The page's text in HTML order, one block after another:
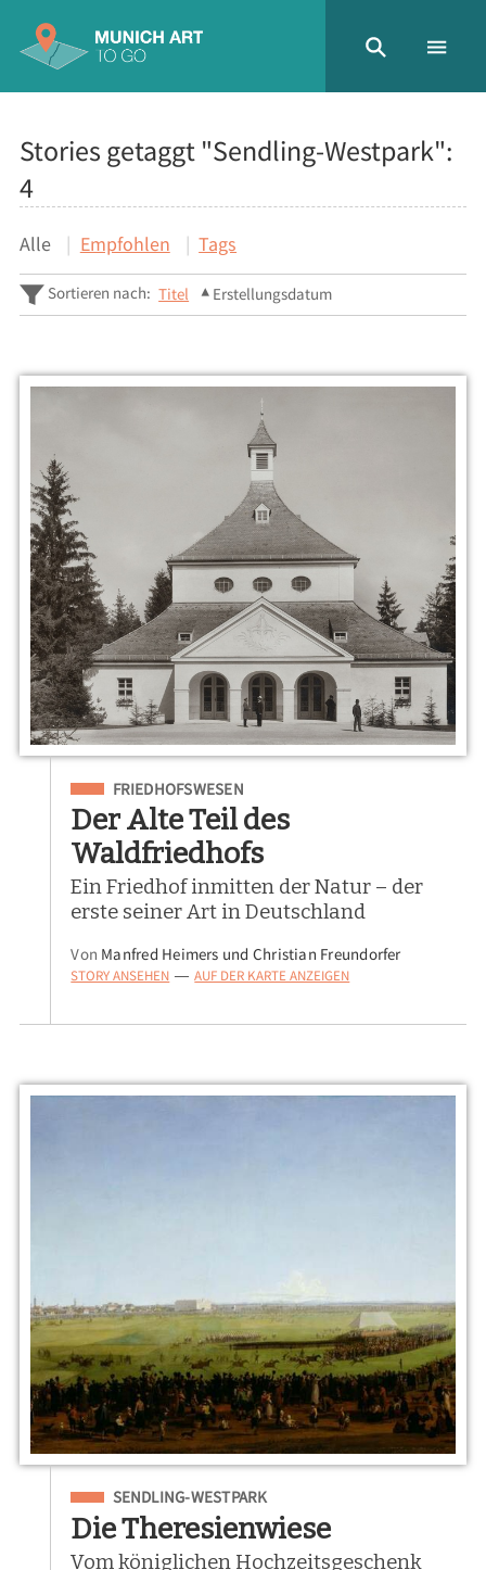
Stories getaggt "Sendling-Westpark":
4
Alle Empfohlen Tags
Sortieren nach: Titel Erstellungsdatum
Eingeordnet unter
FRIEDHOFSWESEN
Der Alte Teil des
Waldfriedhofs
Ein Friedhof inmitten der Natur – der
erste seiner Art in Deutschland
Von Manfred Heimers und Christian Freundorfer
STORY ANSEHEN — AUF DER KARTE ANZEIGEN
Eingeordnet unter
SENDLING-WESTPARK
Die Theresienwiese
Vom königlichen Hochzeitsgeschenk